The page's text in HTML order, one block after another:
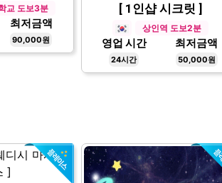
교 도보3분
최저금액
90,000원
[ 1인샵 시크릿 ]
상인역 도보2분
영업 시간
24시간
최저금액
50,000원